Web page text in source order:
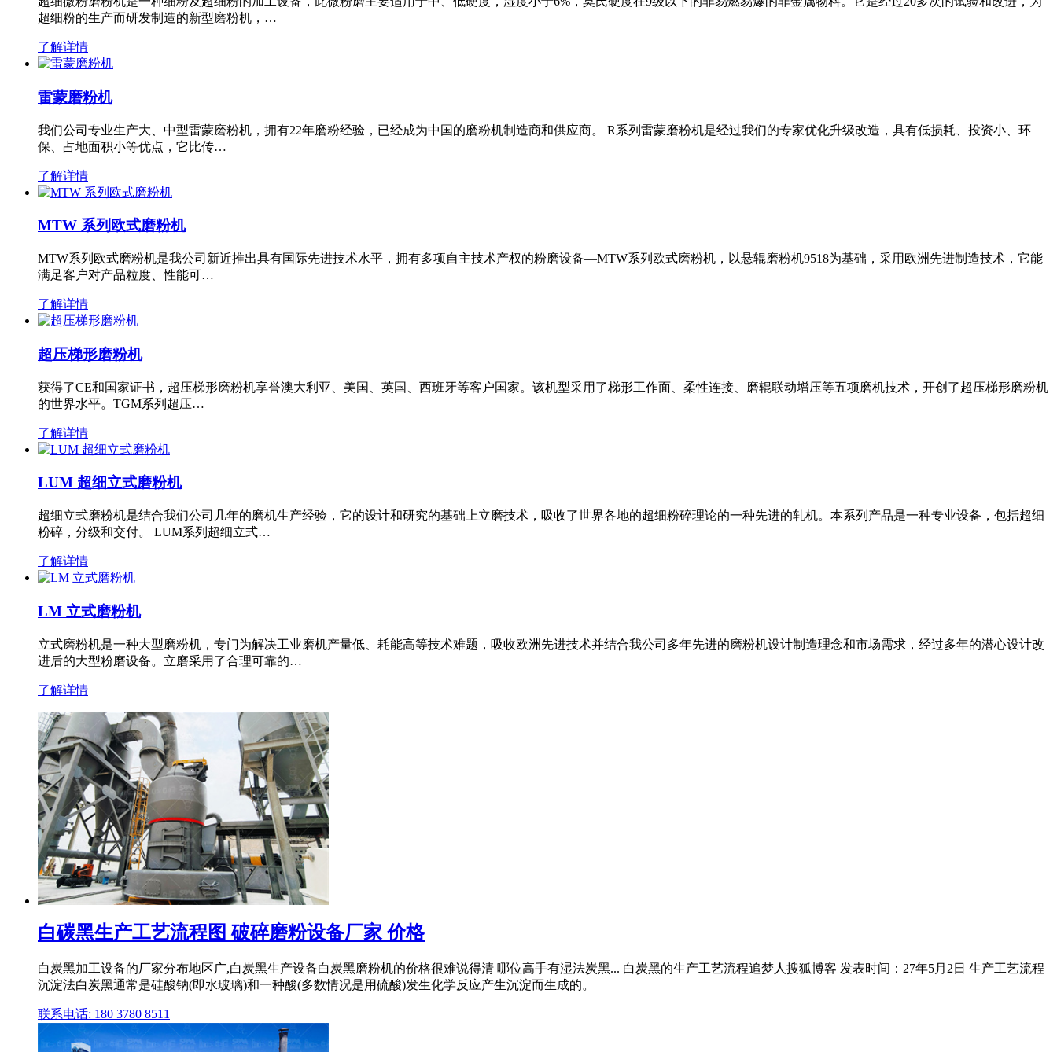
超细粉的生产而研发制造的新型磨粉机，…
了解详情
雷蒙磨粉机
我们公司专业生产大、中型雷蒙磨粉机，拥有22年磨粉经验，已经成为中国的磨粉机制造商和供应商。 R系列雷蒙磨粉机是经过我们的专家优化升级改造，具有低损耗、投资小、环
保、占地面积小等优点，它比传…
了解详情
MTW 系列欧式磨粉机
MTW系列欧式磨粉机是我公司新近推出具有国际先进技术水平，拥有多项自主技术产权的粉磨设备—MTW系列欧式磨粉机，以悬辊磨粉机9518为基础，采用欧洲先进制造技术，它能
满足客户对产品粒度、性能可…
了解详情
超压梯形磨粉机
获得了CE和国家证书，超压梯形磨粉机享誉澳大利亚、美国、英国、西班牙等客户国家。该机型采用了梯形工作面、柔性连接、磨辊联动增压等五项磨机技术，开创了超压梯形磨粉机
的世界水平。TGM系列超压…
了解详情
LUM 超细立式磨粉机
超细立式磨粉机是结合我们公司几年的磨机生产经验，它的设计和研究的基础上立磨技术，吸收了世界各地的超细粉碎理论的一种先进的轧机。本系列产品是一种专业设备，包括超细
粉碎，分级和交付。 LUM系列超细立式…
了解详情
LM 立式磨粉机
立式磨粉机是一种大型磨粉机，专门为解决工业磨机产量低、耗能高等技术难题，吸收欧洲先进技术并结合我公司多年先进的磨粉机设计制造理念和市场需求，经过多年的潜心设计改
进后的大型粉磨设备。立磨采用了合理可靠的…
了解详情
白碳黑生产工艺流程图 破碎磨粉设备厂家 价格
白炭黑加工设备的厂家分布地区广,白炭黑生产设备白炭黑磨粉机的价格很难说得清 哪位高手有湿法炭黑... 白炭黑的生产工艺流程追梦人搜狐博客 发表时间：27年5月2日 生产工艺流程
沉淀法白炭黑通常是硅酸钠(即水玻璃)和一种酸(多数情况是用硫酸)发生化学反应产生沉淀而生成的。
联系电话: 180 3780 8511